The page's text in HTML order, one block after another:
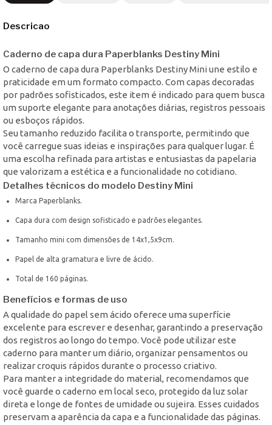
Descricao
Caderno de capa dura Paperblanks Destiny Mini
O caderno de capa dura Paperblanks Destiny Mini une estilo e
praticidade em um formato compacto. Com capas decoradas
por padrões sofisticados, este item é indicado para quem busca
um suporte elegante para anotações diárias, registros pessoais
ou esboços rápidos.
Seu tamanho reduzido facilita o transporte, permitindo que
você carregue suas ideias e inspirações para qualquer lugar. É
uma escolha refinada para artistas e entusiastas da papelaria
que valorizam a estética e a funcionalidade no cotidiano.
Detalhes técnicos do modelo Destiny Mini
Marca Paperblanks.
Capa dura com design sofisticado e padrões elegantes.
Tamanho mini com dimensões de 14x1,5x9cm.
Papel de alta gramatura e livre de ácido.
Total de 160 páginas.
Benefícios e formas de uso
A qualidade do papel sem ácido oferece uma superfície
excelente para escrever e desenhar, garantindo a preservação
dos registros ao longo do tempo. Você pode utilizar este
caderno para manter um diário, organizar pensamentos ou
realizar croquis rápidos durante o processo criativo.
Para manter a integridade do material, recomendamos que
você guarde o caderno em local seco, protegido da luz solar
direta e longe de fontes de umidade ou sujeira. Esses cuidados
preservam a aparência da capa e a funcionalidade das páginas.